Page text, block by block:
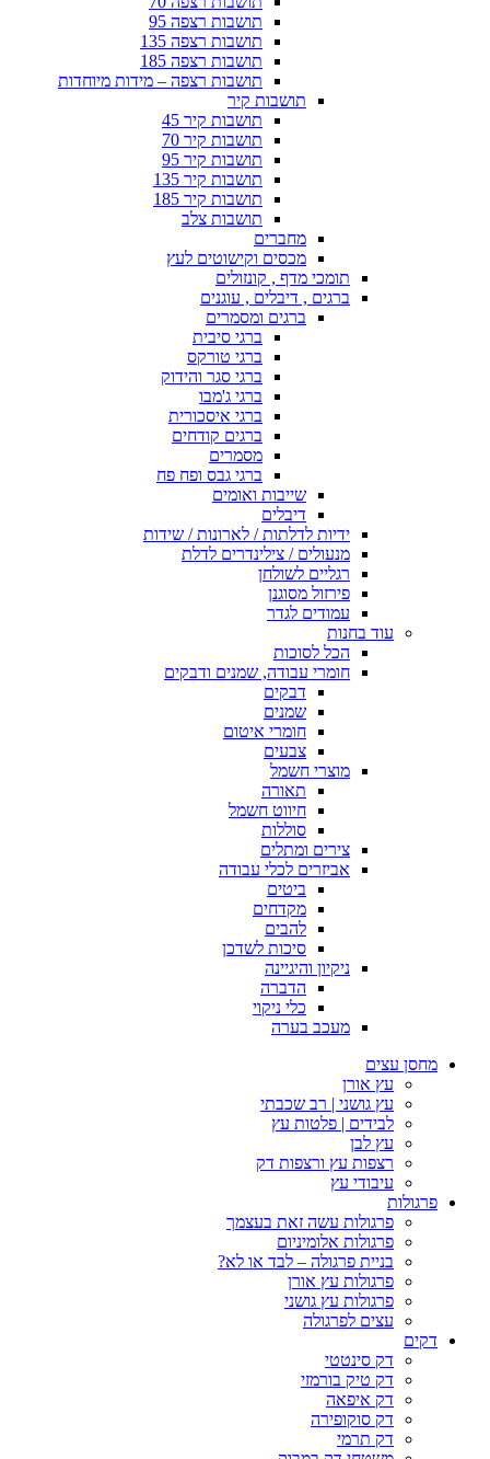
תושבות רצפה 95
תושבות רצפה 135
תושבות רצפה 185
תושבות רצפה – מידות מיוחדות
תושבות קיר
תושבות קיר 45
תושבות קיר 70
תושבות קיר 95
תושבות קיר 135
תושבות קיר 185
תושבות צלב
מחברים
מכסים וקישוטים לעץ
תומכי מדף , קונזולים
ברגים , דיבלים , עוגנים
ברגים ומסמרים
ברגי סיבית
ברגי טורקס
ברגי סגר והידוק
ברגי ג'מבו
ברגי איסכורית
ברגים קודחים
מסמרים
ברגי גבס ופח פח
שייבות ואומים
דיבלים
ידיות לדלתות / לארונות / שידות
מנעולים / צילינדרים לדלת
רגליים לשולחן
פירזול מסוגנן
עמודים לגדר
עוד בחנות
הכל לסוכות
חומרי עבודה, שמנים ודבקים
דבקים
שמנים
חומרי איטום
צבעים
מוצרי חשמל
תאורה
חיווט חשמל
סוללות
צירים ומתלים
אביזרים לכלי עבודה
ביטים
מקדחים
להבים
סיכות לשדכן
ניקיון והיגיינה
הדברה
כלי ניקוי
מעכב בערה
מחסן עצים
עץ אורן
עץ גושני | רב שכבתי
לבידים | פלטות עץ
עץ לבן
רצפות עץ ורצפות דק
עיבודי עץ
פרגולות
פרגולות עשה זאת בעצמך
פרגולות אלומיניום
בניית פרגולה – לבד או לא?
פרגולות עץ אורן
פרגולות עץ גושני
עצים לפרגולה
דקים
דק סינטטי
דק טיק בורמזי
דק איפאה
דק סוקופירה
דק תרמי